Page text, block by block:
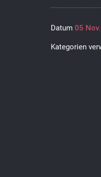
Datum 05
Kategorien